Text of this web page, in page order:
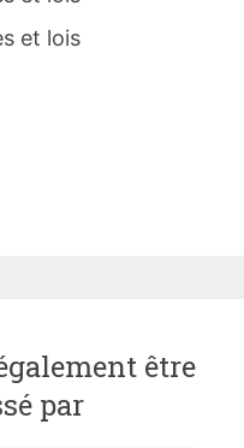
et lois
être
par